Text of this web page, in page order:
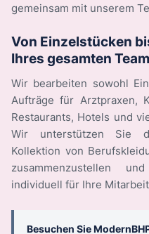
gemeinsam mit unserem
Von Einzelstücken
Ihres gesamten
Wir bearbeiten sowohl
Aufträge für Arztpraxen,
Restaurants, Hotels und
Wir unterstützen Sie
Kollektion von
zusammenzustellen
individuell für Ihre
Besuchen Sie